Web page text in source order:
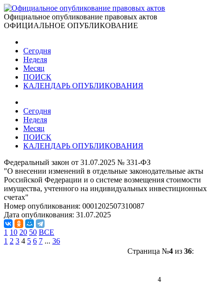
Официальное опубликование правовых актов
ОФИЦИАЛЬНОЕ ОПУБЛИКОВАНИЕ
Сегодня
Неделя
Месяц
ПОИСК
КАЛЕНДАРЬ ОПУБЛИКОВАНИЯ
Сегодня
Неделя
Месяц
ПОИСК
КАЛЕНДАРЬ ОПУБЛИКОВАНИЯ
Федеральный закон от 31.07.2025 № 331-ФЗ
"О внесении изменений в отдельные законодательные акты
Российской Федерации и о системе возмещения стоимости
имущества, учтенного на индивидуальных инвестиционных
счетах"
Номер опубликования: 0001202507310087
Дата опубликования: 31.07.2025
1 10 20 50 ВСЕ
1 2 3 4 5 6 7 ... 36
Страница №4из 36: